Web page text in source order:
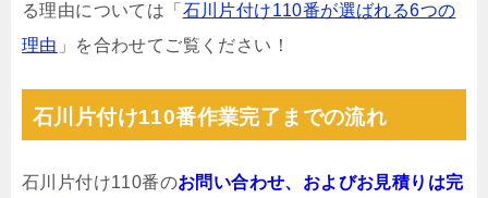
る理由については「 石川片付け110番が選ばれる6つの
理由 」を合わせてご覧ください！
石川片付け110番作業完了までの流れ
石川片付け110番のお問い合わせ、およびお見積りは完